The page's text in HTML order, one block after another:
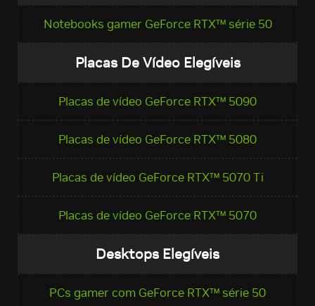
Notebooks gamer GeForce RTX™ série 50
Placas De Vídeo Elegíveis
Placas de vídeo GeForce RTX™ 5090
Placas de vídeo GeForce RTX™ 5080
Placas de vídeo GeForce RTX™ 5070 Ti
Placas de vídeo GeForce RTX™ 5070
Desktops Elegíveis
PCs gamer com GeForce RTX™ série 50